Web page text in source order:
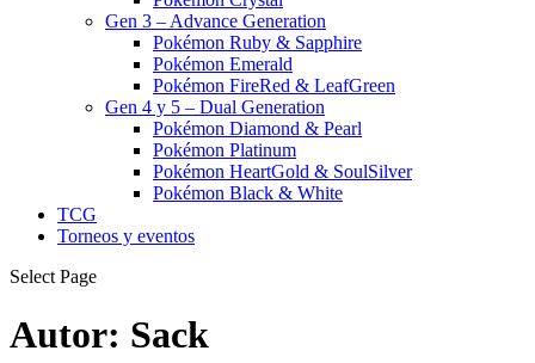
Gen 3 – Advance Generation
Pokémon Ruby & Sapphire
Pokémon Emerald
Pokémon FireRed & LeafGreen
Gen 4 y 5 – Dual Generation
Pokémon Diamond & Pearl
Pokémon Platinum
Pokémon HeartGold & SoulSilver
Pokémon Black & White
TCG
Torneos y eventos
Select Page
Autor: Sack